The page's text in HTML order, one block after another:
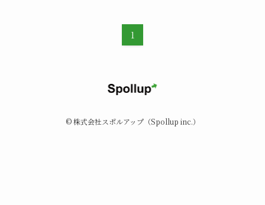
1
©株式会社スポルアップ（Spollup inc.）